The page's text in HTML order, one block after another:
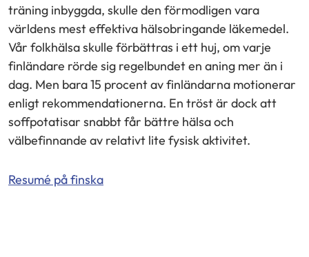
träning inbyggda, skulle den förmodligen vara
världens mest effektiva hälsobringande läkemedel.
Vår folkhälsa skulle förbättras i ett huj, om varje
finländare rörde sig regelbundet en aning mer än i
dag. Men bara 15 procent av finländarna motionerar
enligt rekommendationerna. En tröst är dock att
soffpotatisar snabbt får bättre hälsa och
välbefinnande av relativt lite fysisk aktivitet.
Resumé på finska